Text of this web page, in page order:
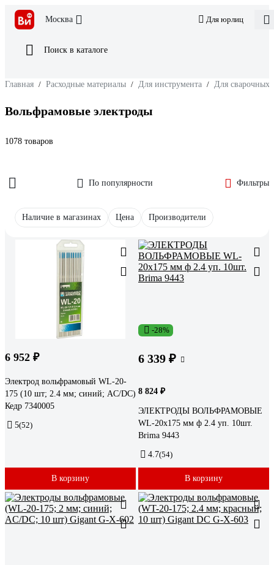
Москва Для юрлиц
Поиск в каталоге
Главная / Расходные материалы / Для инструмента / Для сварочных
Вольфрамовые электроды
1078 товаров
По популярности Фильтры
Наличие в магазинах Цена Производители
6 952 ₽
Электрод вольфрамовый WL-20-
175 (10 шт; 2.4 мм; синий; AC/DC)
Кедр 7340005
5(52)
В корзину
-28%
6 339 ₽
8 824 ₽
ЭЛЕКТРОДЫ ВОЛЬФРАМОВЫЕ
WL-20x175 мм ф 2.4 уп. 10шт.
Brima 9443
4.7(54)
В корзину